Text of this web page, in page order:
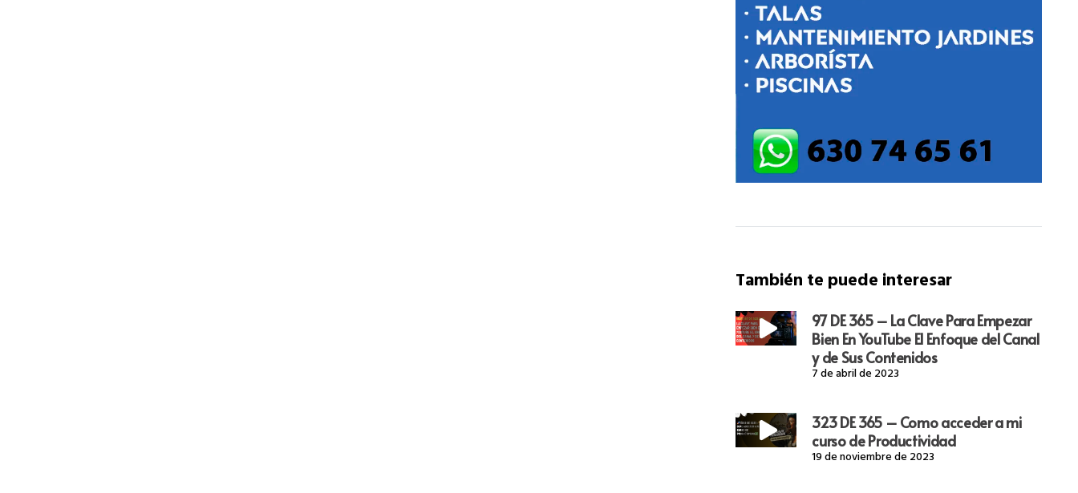
También te puede interesar
97 DE 365 – La Clave Para Empezar
Bien En YouTube El Enfoque del Canal
y de Sus Contenidos
7 de abril de 2023
323 DE 365 – Como acceder a mi
curso de Productividad
19 de noviembre de 2023